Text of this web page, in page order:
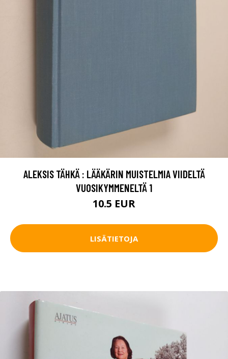
ALEKSIS TÄHKÄ : LÄÄKÄRIN MUISTELMIA VIIDELTÄ
VUOSIKYMMENELTÄ 1
10.5 EUR
LISÄTIETOJA